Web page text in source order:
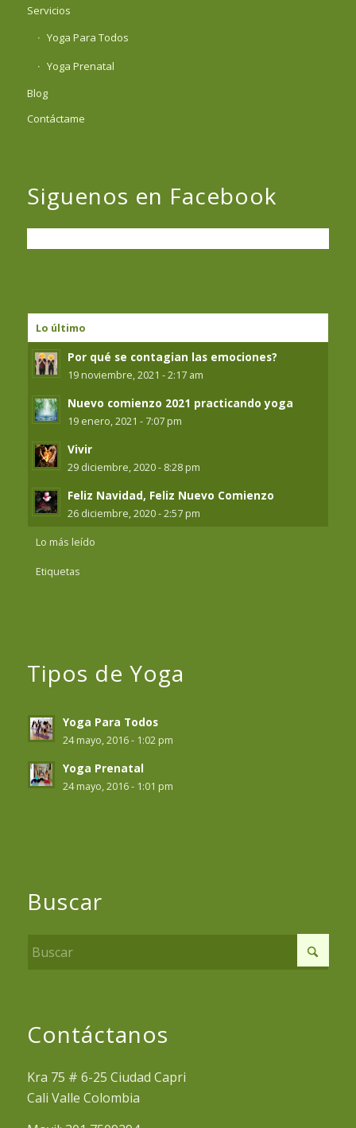
Servicios
Yoga Para Todos
Yoga Prenatal
Blog
Contáctame
Siguenos en Facebook
Lo último
Por qué se contagian las emociones?
19 noviembre, 2021 - 2:17 am
Nuevo comienzo 2021 practicando yoga
19 enero, 2021 - 7:07 pm
Vivir
29 diciembre, 2020 - 8:28 pm
Feliz Navidad, Feliz Nuevo Comienzo
26 diciembre, 2020 - 2:57 pm
Lo más leído
Etiquetas
Tipos de Yoga
Yoga Para Todos
24 mayo, 2016 - 1:02 pm
Yoga Prenatal
24 mayo, 2016 - 1:01 pm
Buscar
Contáctanos
Kra 75 # 6-25 Ciudad Capri
Cali Valle Colombia